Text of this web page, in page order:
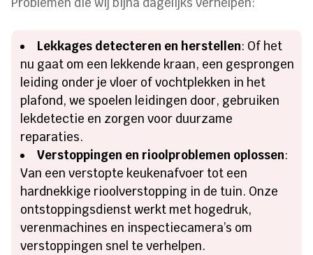
Problemen die wij bijna dagelijks verhelpen:
Lekkages detecteren en herstellen: Of het
nu gaat om een lekkende kraan, een gesprongen
leiding onder je vloer of vochtplekken in het
plafond, we spoelen leidingen door, gebruiken
lekdetectie en zorgen voor duurzame
reparaties.
Verstoppingen en rioolproblemen oplossen:
Van een verstopte keukenafvoer tot een
hardnekkige rioolverstopping in de tuin. Onze
ontstoppingsdienst werkt met hogedruk,
verenmachines en inspectiecamera’s om
verstoppingen snel te verhelpen.